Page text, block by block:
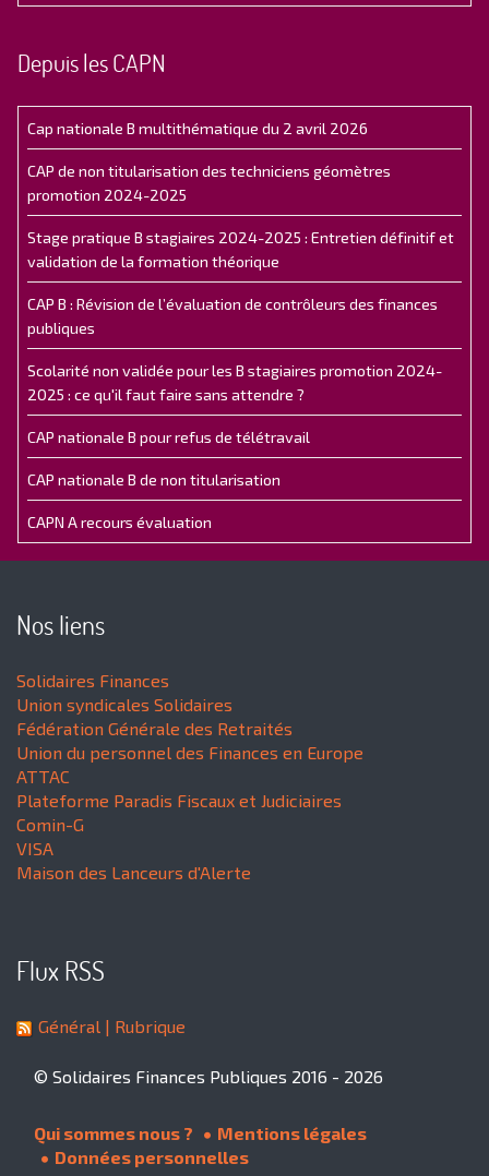
Depuis les CAPN
Cap nationale B multithématique du 2 avril 2026
CAP de non titularisation des techniciens géomètres
promotion 2024-2025
Stage pratique B stagiaires 2024-2025 : Entretien définitif et
validation de la formation théorique
CAP B : Révision de l’évaluation de contrôleurs des finances
publiques
Scolarité non validée pour les B stagiaires promotion 2024-
2025 : ce qu'il faut faire sans attendre ?
CAP nationale B pour refus de télétravail
CAP nationale B de non titularisation
CAPN A recours évaluation
Nos liens
Solidaires Finances
Union syndicales Solidaires
Fédération Générale des Retraités
Union du personnel des Finances en Europe
ATTAC
Plateforme Paradis Fiscaux et Judiciaires
Comin-G
VISA
Maison des Lanceurs d'Alerte
Flux RSS
Général | Rubrique
© Solidaires Finances Publiques 2016 - 2026
Qui sommes nous ?
Mentions légales
Données personnelles